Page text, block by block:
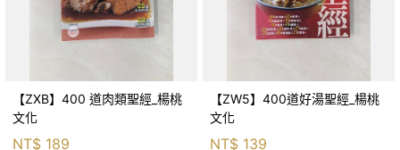
【ZXB】400 道肉類聖經_楊桃
文化
NT$ 189
【ZW5】400道好湯聖經_楊桃
文化
NT$ 139